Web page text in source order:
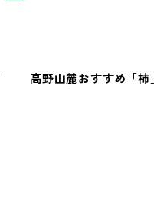
高野山麓おすすめ「柿」